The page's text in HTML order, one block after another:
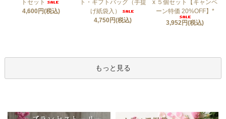
トセット
4,600円(税込)
ト・ギフトバッグ（手提
げ紙袋入）
4,750円(税込)
x ５個セット【キャンペ
ーン特価 20%OFF】*
3,952円(税込)
もっと見る